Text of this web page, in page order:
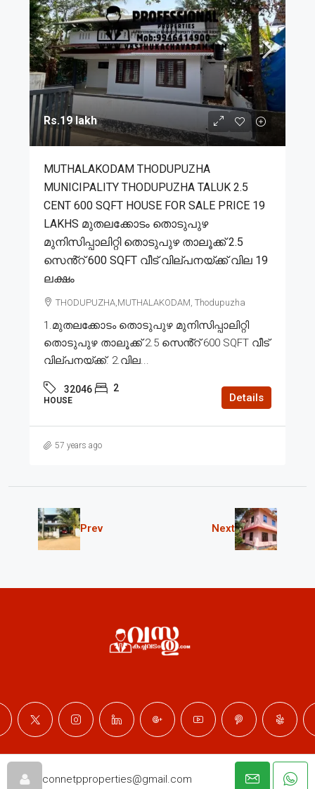
Rs.19 lakh
MUTHALAKODAM THODUPUZHA
MUNICIPALITY THODUPUZHA TALUK 2.5
CENT 600 SQFT HOUSE FOR SALE PRICE 19
LAKHS മുതലക്കോടം തൊടുപുഴ
മുനിസിപ്പാലിറ്റി തൊടുപുഴ താലൂക്ക് 2.5
സെൻ്റ് 600 SQFT വീട് വില്പനയ്ക്ക് വില 19
ലക്ഷം
THODUPUZHA,MUTHALAKODAM, Thodupuzha
1.മുതലക്കോടം തൊടുപുഴ മുനിസിപ്പാലിറ്റി
തൊടുപുഴ താലൂക്ക് 2.5 സെൻ്റ് 600 SQFT വീട്
വില്പനയ്ക്ക്. 2.വില...
32046 2
HOUSE Details
57 years ago
Prev Next
connetpproperties@gmail.com
© Professional Properties - All rights reserved